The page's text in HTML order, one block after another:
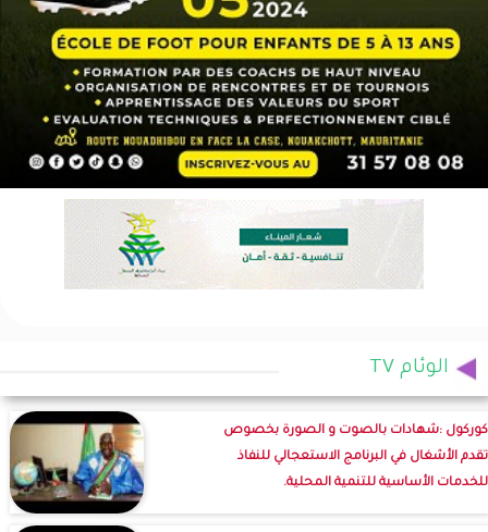
الوئام TV
كوركول :شهادات بالصوت و الصورة بخصوص
تقدم الأشغال في البرنامج الاستعجالي للنفاذ
للخدمات الأساسية للتنمية المحلية.